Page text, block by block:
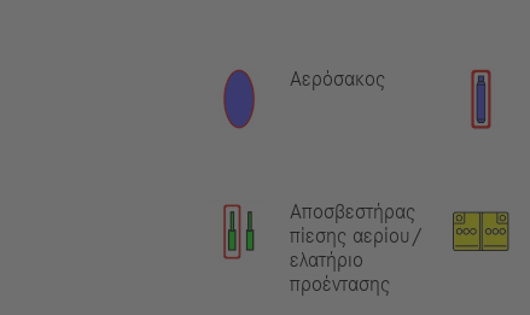
Αερόσακος
Αποσβεστήρας
πίεσης αερίου/
ελατήριο
προέντασης